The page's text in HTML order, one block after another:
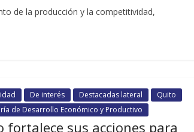
de la producción y la competitividad,
De interés Destacadas lateral
Quito
de Desarrollo Económico y Productivo
fortalece sus acciones para